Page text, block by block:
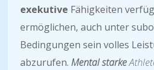
exekutive Fähigkeiten
ermöglichen, auch unter
Bedingungen sein volles
abzurufen.Mental starke